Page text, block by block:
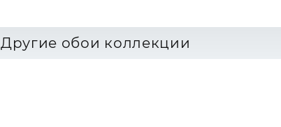
Другие обои коллекции